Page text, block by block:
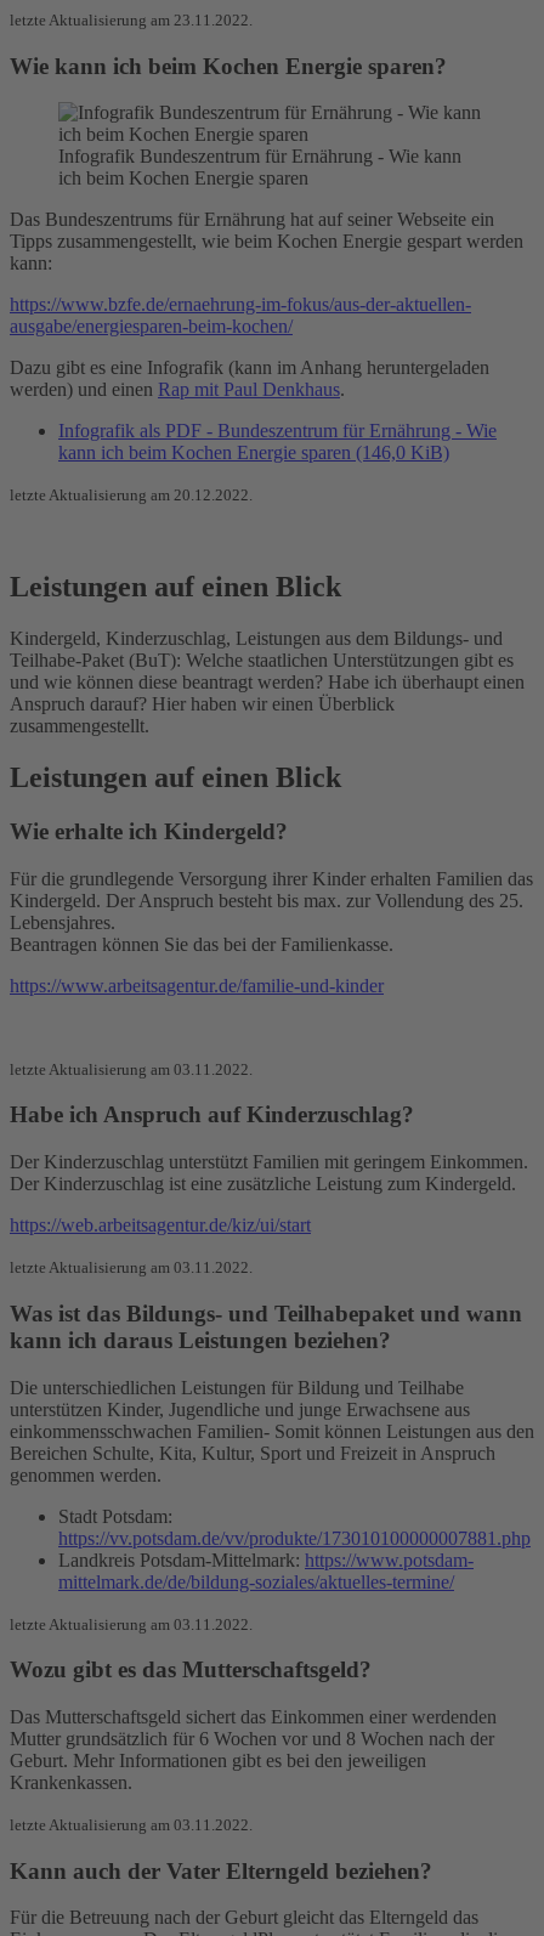
letzte Aktualisierung am 23.11.2022.
Wie kann ich beim Kochen Energie sparen?
Infografik Bundeszentrum für Ernährung - Wie kann
ich beim Kochen Energie sparen
Das Bundeszentrums für Ernährung hat auf seiner Webseite ein
Tipps zusammengestellt, wie beim Kochen Energie gespart werden
kann:
https://www.bzfe.de/ernaehrung-im-fokus/aus-der-aktuellen-
ausgabe/energiesparen-beim-kochen/
Dazu gibt es eine Infografik (kann im Anhang heruntergeladen
werden) und einen Rap mit Paul Denkhaus.
Infografik als PDF - Bundeszentrum für Ernährung - Wie
kann ich beim Kochen Energie sparen (146,0 KiB)
letzte Aktualisierung am 20.12.2022.
Leistungen auf einen Blick
Kindergeld, Kinderzuschlag, Leistungen aus dem Bildungs- und
Teilhabe-Paket (BuT): Welche staatlichen Unterstützungen gibt es
und wie können diese beantragt werden? Habe ich überhaupt einen
Anspruch darauf? Hier haben wir einen Überblick
zusammengestellt.
Leistungen auf einen Blick
Wie erhalte ich Kindergeld?
Für die grundlegende Versorgung ihrer Kinder erhalten Familien das
Kindergeld. Der Anspruch besteht bis max. zur Vollendung des 25.
Lebensjahres.
Beantragen können Sie das bei der Familienkasse.
https://www.arbeitsagentur.de/familie-und-kinder
letzte Aktualisierung am 03.11.2022.
Habe ich Anspruch auf Kinderzuschlag?
Der Kinderzuschlag unterstützt Familien mit geringem Einkommen.
Der Kinderzuschlag ist eine zusätzliche Leistung zum Kindergeld.
https://web.arbeitsagentur.de/kiz/ui/start
letzte Aktualisierung am 03.11.2022.
Was ist das Bildungs- und Teilhabepaket und wann
kann ich daraus Leistungen beziehen?
Die unterschiedlichen Leistungen für Bildung und Teilhabe
unterstützen Kinder, Jugendliche und junge Erwachsene aus
einkommensschwachen Familien- Somit können Leistungen aus den
Bereichen Schulte, Kita, Kultur, Sport und Freizeit in Anspruch
genommen werden.
Stadt Potsdam:
https://vv.potsdam.de/vv/produkte/173010100000007881.php
Landkreis Potsdam-Mittelmark: https://www.potsdam-
mittelmark.de/de/bildung-soziales/aktuelles-termine/
letzte Aktualisierung am 03.11.2022.
Wozu gibt es das Mutterschaftsgeld?
Das Mutterschaftsgeld sichert das Einkommen einer werdenden
Mutter grundsätzlich für 6 Wochen vor und 8 Wochen nach der
Geburt. Mehr Informationen gibt es bei den jeweiligen
Krankenkassen.
letzte Aktualisierung am 03.11.2022.
Kann auch der Vater Elterngeld beziehen?
Für die Betreuung nach der Geburt gleicht das Elterngeld das